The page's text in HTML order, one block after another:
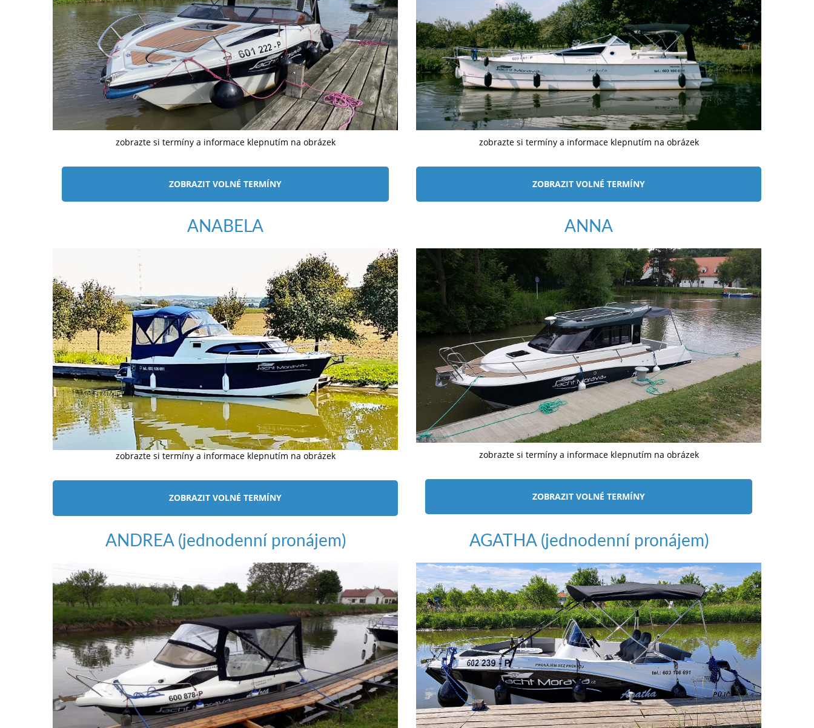
zobrazte si termíny a informace klepnutím na obrázek
ZOBRAZIT VOLNÉ TERMÍNY
zobrazte si termíny a informace klepnutím na obrázek
ZOBRAZIT VOLNÉ TERMÍNY
ANABELA
zobrazte si termíny a informace klepnutím na obrázek
ZOBRAZIT VOLNÉ TERMÍNY
ANNA
zobrazte si termíny a informace klepnutím na obrázek
ZOBRAZIT VOLNÉ TERMÍNY
ANDREA (jednodenní pronájem) AGATHA (jednodenní pronájem)